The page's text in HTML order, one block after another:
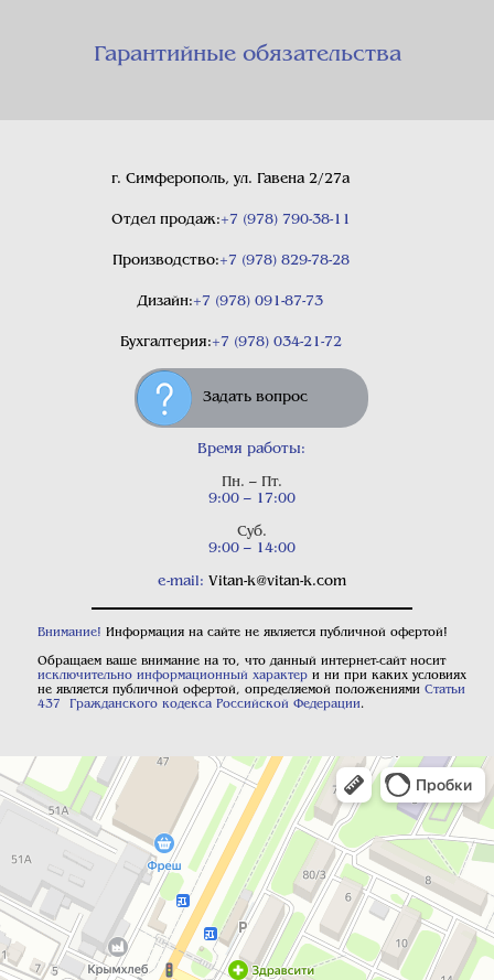
Гарантийные обязательства
г. Симферополь, ул. Гавена 2/27а
Отдел продаж:+7 (978) 790-38-11
Производство:+7 (978) 829-78-28
Дизайн:+7 (978) 091-87-73
Бухгалтерия:+7 (978) 034-21-72
Задать вопрос
Время работы:
Пн. – Пт.
9:00 – 17:00
Суб.
9:00 – 14:00
e-mail: Vitan-k@vitan-k.com
Внимание! Информация на сайте не является публичной офертой!
Обращаем ваше внимание на то, что данный интернет-сайт носит
исключительно информационный характери ни при каких условиях
не является публичной офертой, определяемой положениями Статьи
437 Гражданского кодекса Российской Федерации.